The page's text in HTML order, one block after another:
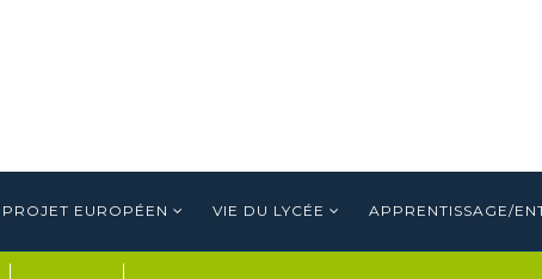
PROJET EUROPÉEN VIE DU LYCÉE APPRENTISSAGE/